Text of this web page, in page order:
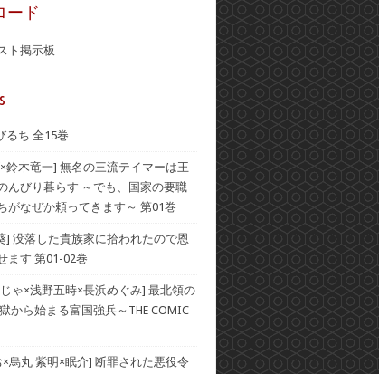
ード
ト掲示板
るち 全15巻
鈴木竜一] 無名の三流テイマーは王
んびり暮らす ～でも、国家の要職
がなぜか頼ってきます～ 第01巻
] 没落した貴族家に拾われたので恩
ます 第01-02巻
ゃ×浅野五時×長浜めぐみ] 最北領の
から始まる富国強兵～THE COMIC
烏丸 紫明×眠介] 断罪された悪役令